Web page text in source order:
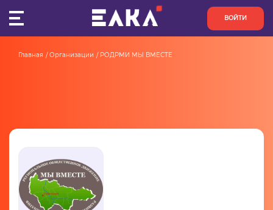
ВОЙТИ
ОРГАНИЗАЦИИ
АКТИВИСТЫ
ПРОЕКТЫ
Главная Организации РОДРМИ МЫ ВМЕСТЕ